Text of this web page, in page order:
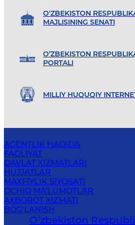
O'ZBEKISTON
MAJLISINING SENATI
O’ZBEKISTON
PORTALI
MILLIY HUQUQIY
AGENTLIK HAQIDA
FAOLIYAT
DAVLAT XIZMATLARI
HUJJATLAR
MAXFIYLIK SIYOSATI
OCHIQ MA'LUMOTLAR
AXBOROT XIZMATI
BOG‘LANISH
Oʻzbekiston